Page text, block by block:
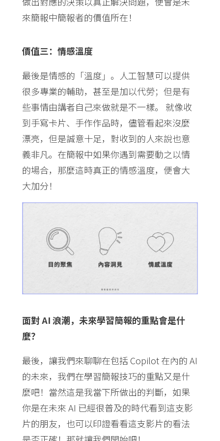
來簡報中簡報者的價值所在！
價值三： 情感溫度
最後是情感的「溫度」。人工智慧可以提供
很多專業的輔助，甚至是加以代勞；但是有
些事情由講者自己來做就是不一樣。 就像收
到手寫卡片、手作作品時，儘管看起來沒麼
漂亮，但是誠意十足，對收到的人來說也意
義非凡。在簡報中如果你遇到需要動之以情
的場合，那麼這時真正的情感溫度，便會大
大加分！
面對 AI 浪潮，未來學習簡報的重點會是什
麼？
最後，讓我們來聊聊在包括 Copilot 在內的 AI
的未來，我們在學習簡報技巧的重點又是什
麼吧！當然這是我當下所做出的判斷，如果
你是在未來 AI 已經很普及的時代看到這支影
片的朋友，也可以印證看看這支影片的看法